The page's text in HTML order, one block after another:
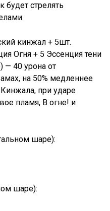
стрелять
кинжал + 5шт.
Огня + 5 Эссенция тени
— 40 урона от
на 50% медленнее
при ударе
пламя, В огне! и
шаре):
шаре):